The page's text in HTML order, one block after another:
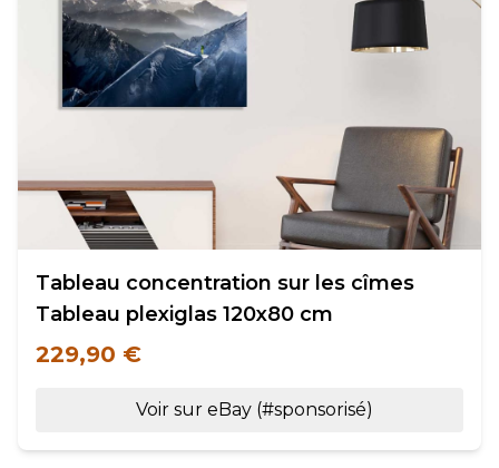
Tableau concentration sur les cîmes
Tableau plexiglas 120x80 cm
229,90 €
Voir sur eBay (#sponsorisé)